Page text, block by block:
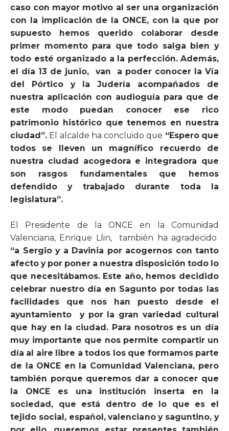
caso con mayor motivo al ser una organización
con la implicación de la ONCE, con la que por
supuesto hemos querido colaborar desde
primer momento para que todo salga bien y
todo esté organizado a la perfección. Además,
el día 13 de junio,
van
a poder conocer la Vía
del Pórtico y la Judería acompañados de
nuestra aplicación con audioguía para que de
este modo puedan conocer ese rico
patrimonio histórico que tenemos en nuestra
ciudad”. El alcalde ha concluido que “Espero que
todos se lleven un magnífico recuerdo de
nuestra ciudad acogedora e integradora que
son rasgos fundamentales que hemos
defendido y trabajado durante toda la
legislatura”.
El Presidente de la ONCE en la Comunidad
Valenciana, Enrique Llin,
también ha agradecido
“a Sergio y a Davinia por acogernos con tanto
afecto y por poner a nuestra disposición todo lo
que necesitábamos. Este año, hemos decidido
celebrar nuestro día en Sagunto por todas las
facilidades que nos han puesto desde el
ayuntamiento
y por la gran variedad cultural
que hay en la ciudad. Para nosotros es un día
muy importante que nos permite compartir un
día al aire libre a todos los que formamos parte
de la ONCE en la Comunidad Valenciana, pero
también porque queremos dar a conocer que
la ONCE es una institución inserta en la
sociedad, que está dentro de lo que es el
tejido social, español, valenciano y saguntino, y